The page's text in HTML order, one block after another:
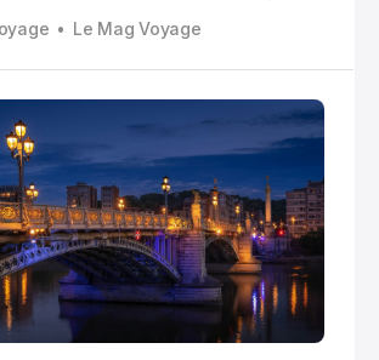
« Cité ardente », conjugue avec brio
tradition gastronomique authentique.
Le Mag Voyage